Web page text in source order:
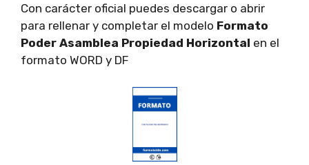
Con carácter oficial puedes descargar o abrir
para rellenar y completar el modelo Formato
Poder Asamblea Propiedad Horizontal en el
formato WORD y DF